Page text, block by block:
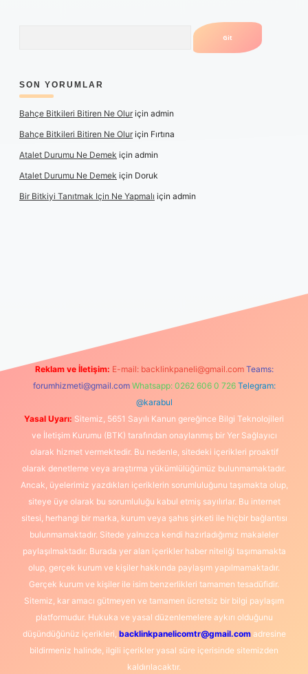
SON YORUMLAR
Bahçe Bitkileri Bitiren Ne Oluriçin admin
Bahçe Bitkileri Bitiren Ne Oluriçin Fırtına
Atalet Durumu Ne Demek için admin
Atalet Durumu Ne Demek için Doruk
Bir Bitkiyi Tanıtmak Için Ne Yapmalı için admin
Reklam ve İletişim: E-mail: backlinkpaneli@gmail.com Teams:
forumhizmeti@gmail.com Whatsapp: 0262 606 0 726 Telegram:
@karabul
Yasal Uyarı: Sitemiz, 5651 Sayılı Kanun gereğince Bilgi Teknolojileri
ve İletişim Kurumu (BTK) tarafından onaylanmış bir Yer Sağlayıcı
olarak hizmet vermektedir. Bu nedenle, sitedeki içerikleri proaktif
olarak denetleme veya araştırma yükümlülüğümüz bulunmamaktadır.
Ancak, üyelerimiz yazdıkları içeriklerin sorumluluğunu taşımakta olup,
siteye üye olarak bu sorumluluğu kabul etmiş sayılırlar. Bu internet
sitesi, herhangi bir marka, kurum veya şahıs şirketi ile hiçbir bağlantısı
bulunmamaktadır. Sitede yalnızca kendi hazırladığımız makaleler
paylaşılmaktadır. Burada yer alan içerikler haber niteliği taşımamakta
olup, gerçek kurum ve kişiler hakkında paylaşım yapılmamaktadır.
Gerçek kurum ve kişiler ile isim benzerlikleri tamamen tesadüfidir.
Sitemiz, kar amacı gütmeyen ve tamamen ücretsiz bir bilgi paylaşım
platformudur. Hukuka ve yasal düzenlemelere aykırı olduğunu
düşündüğünüz içerikleri, backlinkpanelicomtr@gmail.comadresine
bildirmeniz halinde, ilgili içerikler yasal süre içerisinde sitemizden
kaldırılacaktır.